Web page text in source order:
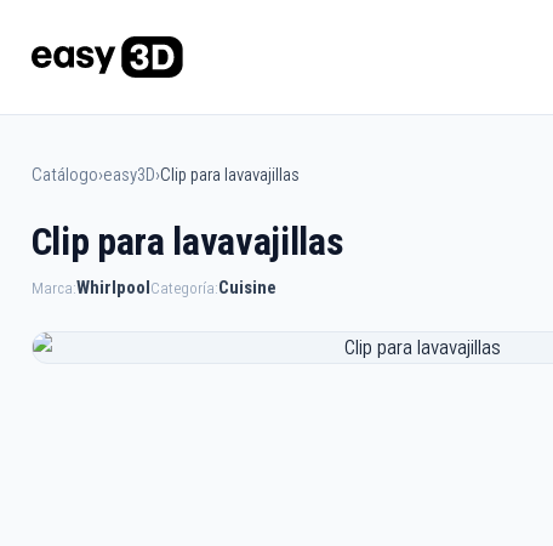
Catálogo›easy3D›Clip para lavavajillas
Clip para lavavajillas
Marca:WhirlpoolCategoría:Cuisine